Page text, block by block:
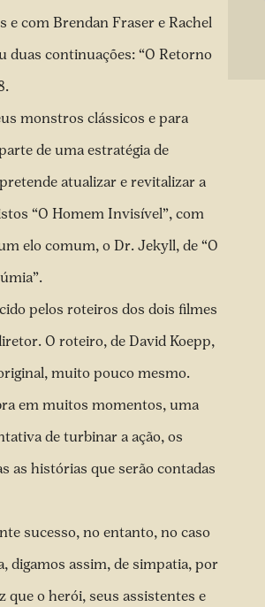
com Brendan Fraser e Rachel
duas continuações: “O Retorno
monstros clássicos e para
de uma estratégia de
atualizar e revitalizar a
“O Homem Invisível”, com
elo comum, o Dr. Jekyll, de “O
pelos roteiros dos dois filmes
O roteiro, de David Koepp,
muito pouco mesmo.
em muitos momentos, uma
de turbinar a ação, os
as histórias que serão contadas
sucesso, no entanto, no caso
digamos assim, de simpatia, por
o herói, seus assistentes e